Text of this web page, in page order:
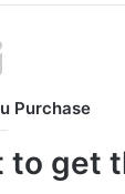
Purchase
to get